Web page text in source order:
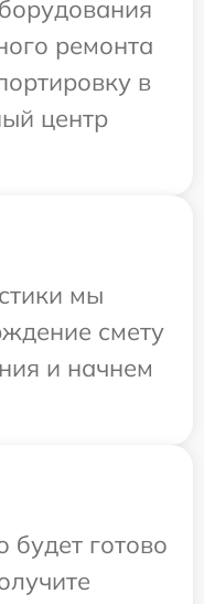
ремонта
в
центр
мы
смету
и начнем
будет готово